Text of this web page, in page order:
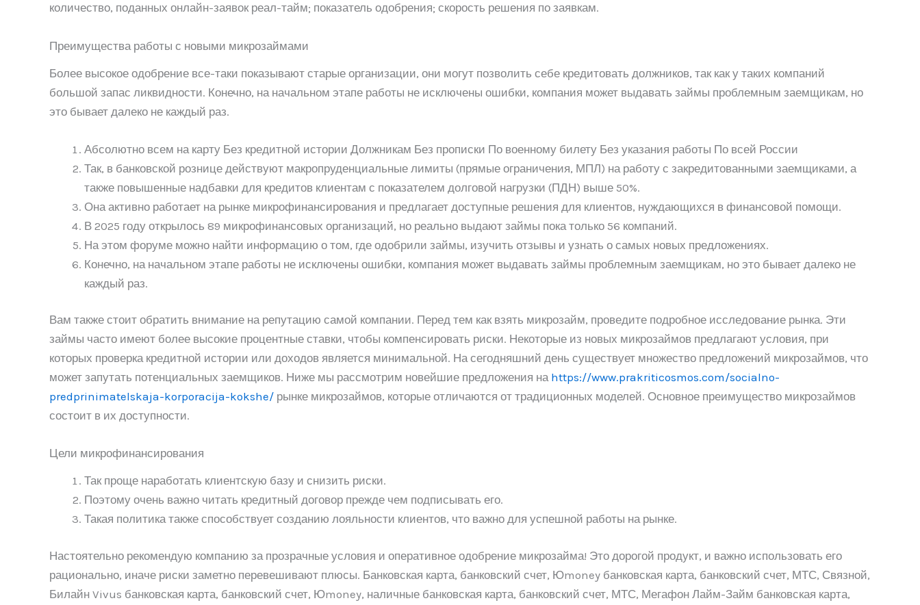
количество, поданных онлайн-заявок реал-тайм; показатель одобрения; скорость решения по заявкам.
Преимущества работы с новыми микрозаймами
Более высокое одобрение все-таки показывают старые организации, они могут позволить себе кредитовать должников, так как у таких компаний
большой запас ликвидности. Конечно, на начальном этапе работы не исключены ошибки, компания может выдавать займы проблемным заемщикам, но
это бывает далеко не каждый раз.
Абсолютно всем на карту Без кредитной истории Должникам Без прописки По военному билету Без указания работы По всей России
Так, в банковской рознице действуют макропруденциальные лимиты (прямые ограничения, МПЛ) на работу с закредитованными заемщиками, а
также повышенные надбавки для кредитов клиентам с показателем долговой нагрузки (ПДН) выше 50%.
Она активно работает на рынке микрофинансирования и предлагает доступные решения для клиентов, нуждающихся в финансовой помощи.
В 2025 году открылось 89 микрофинансовых организаций, но реально выдают займы пока только 56 компаний.
На этом форуме можно найти информацию о том, где одобрили займы, изучить отзывы и узнать о самых новых предложениях.
Конечно, на начальном этапе работы не исключены ошибки, компания может выдавать займы проблемным заемщикам, но это бывает далеко не
каждый раз.
Вам также стоит обратить внимание на репутацию самой компании. Перед тем как взять микрозайм, проведите подробное исследование рынка. Эти
займы часто имеют более высокие процентные ставки, чтобы компенсировать риски. Некоторые из новых микрозаймов предлагают условия, при
которых проверка кредитной истории или доходов является минимальной. На сегодняшний день существует множество предложений микрозаймов, что
может запутать потенциальных заемщиков. Ниже мы рассмотрим новейшие предложения на https://www.prakriticosmos.com/socialno-
predprinimatelskaja-korporacija-kokshe/ рынке микрозаймов, которые отличаются от традиционных моделей. Основное преимущество микрозаймов
состоит в их доступности.
Цели микрофинансирования
Так проще наработать клиентскую базу и снизить риски.
Поэтому очень важно читать кредитный договор прежде чем подписывать его.
Такая политика также способствует созданию лояльности клиентов, что важно для успешной работы на рынке.
Настоятельно рекомендую компанию за прозрачные условия и оперативное одобрение микрозайма! Это дорогой продукт, и важно использовать его
рационально, иначе риски заметно перевешивают плюсы. Банковская карта, банковский счет, Юmoney банковская карта, банковский счет, МТС, Связной,
Билайн Vivus банковская карта, банковский счет, Юmoney, наличные банковская карта, банковский счет, МТС, Мегафон Лайм-Займ банковская карта,